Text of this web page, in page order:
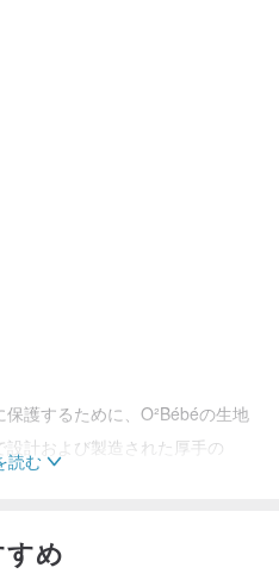
護するために、O²Bébéの生地
計および製造された厚手の
読む
め